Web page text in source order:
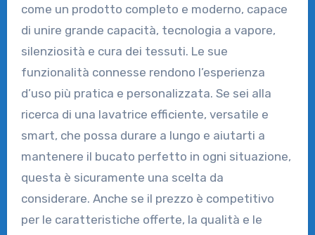
come un prodotto completo e moderno, capace
di unire grande capacità, tecnologia a vapore,
silenziosità e cura dei tessuti. Le sue
funzionalità connesse rendono l’esperienza
d’uso più pratica e personalizzata. Se sei alla
ricerca di una lavatrice efficiente, versatile e
smart, che possa durare a lungo e aiutarti a
mantenere il bucato perfetto in ogni situazione,
questa è sicuramente una scelta da
considerare. Anche se il prezzo è competitivo
per le caratteristiche offerte, la qualità e le